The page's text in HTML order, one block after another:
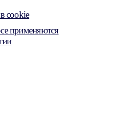
cookie
применяются